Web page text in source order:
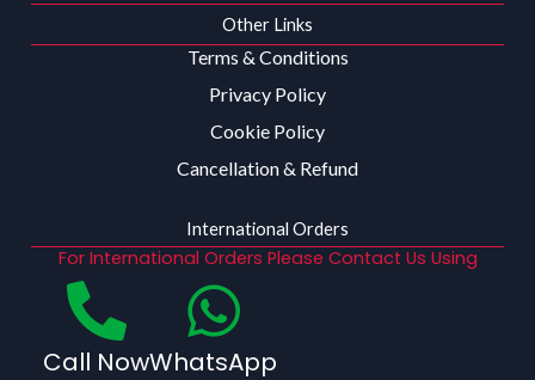
Other Links
Terms & Conditions
Privacy Policy
Cookie Policy
Cancellation & Refund
International Orders
For International Orders Please Contact Us Using
Call NowWhatsApp